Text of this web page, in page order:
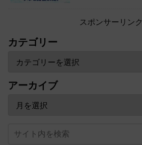
スポンサーリンク
カテゴリー
アーカイブ